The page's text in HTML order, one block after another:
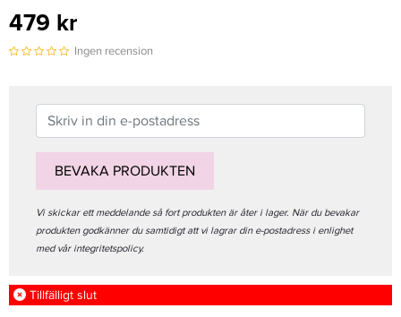
479 kr
Ingen recension
BEVAKA PRODUKTEN
Vi skickar ett meddelande så fort produkten är åter i lager. När du bevakar
produkten godkänner du samtidigt att vi lagrar din e-postadress i enlighet
med vår integritetspolicy.
Tillfälligt slut